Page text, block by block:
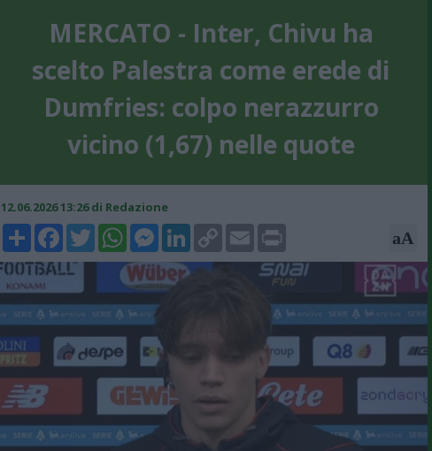
MERCATO - Inter, Chivu ha
scelto Palestra come erede di
Dumfries: colpo nerazzurro
vicino (1,67) nelle quote
12.06.2026 13:26 di Redazione
ShareFacebookTwitterWhatsAppMessenger
LinkedIn
Copy
Link
Email Print aA